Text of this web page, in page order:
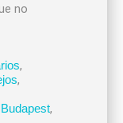
no
,
,
,